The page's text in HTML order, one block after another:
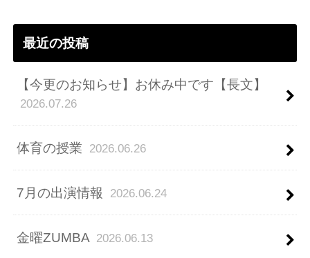
最近の投稿
【今更のお知らせ】お休み中です【長文】
2026.07.26
体育の授業 2026.06.26
7月の出演情報 2026.06.24
金曜ZUMBA 2026.06.13